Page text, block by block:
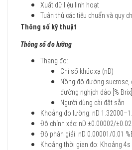
Xuất dữ liệu linh hoạt
Tuân thủ các tiêu chuẩn và quy
Thông số kỹ thuật
Thông số đo lường
Thang đo:
Chỉ số khúc xạ (nD)
Nồng độ đường sucrose,
đường nghịch đảo [% Brix],
Người dùng cài đặt sẵn
Khoảng đo lường: nD
Độ chính xác: nD ±0.00002/
Độ phân giải: nD 0.00001/0.01
Khoảng thời gian đo: Khoảng 4s